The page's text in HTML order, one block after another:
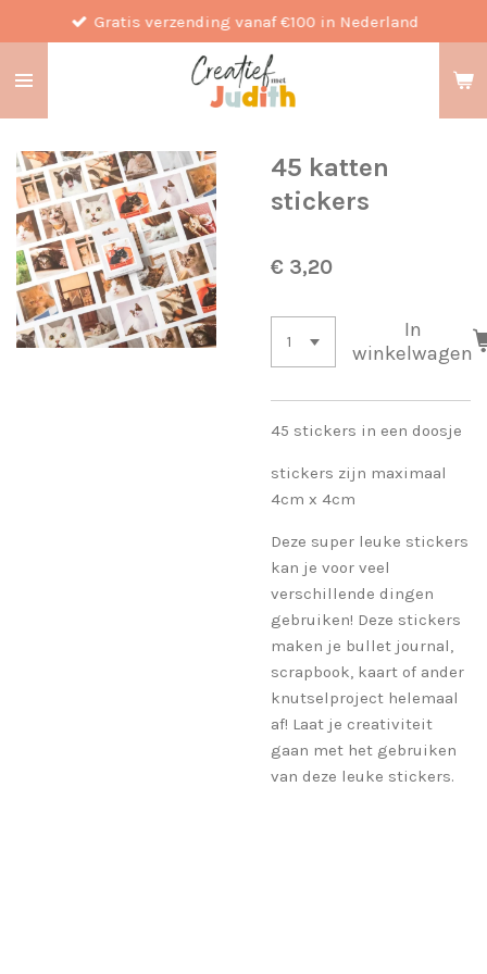
direct
naar
Gratis verzending vanaf €100 in Nederland
45 katten
stickers
€ 3,20
In
winkelwagen
45 stickers in een doosje
stickers zijn maximaal
4cm x 4cm
Deze super leuke stickers
kan je voor veel
verschillende dingen
gebruiken! Deze stickers
maken je bullet journal,
scrapbook, kaart of ander
knutselproject helemaal
af! Laat je creativiteit
gaan met het gebruiken
van deze leuke stickers.